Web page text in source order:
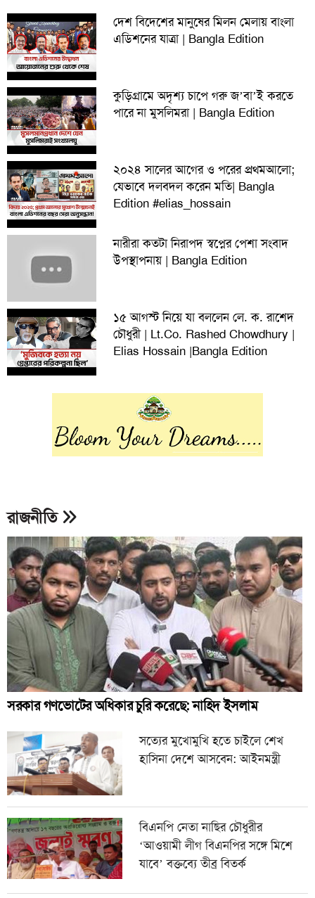
দেশ বিদেশের মানুষের মিলন মেলায় বাংলা
এডিশনের যাত্রা | Bangla Edition
কুড়িগ্রামে অদৃশ্য চাপে গরু জ’বা’ই করতে
পারে না মুসলিমরা | Bangla Edition
২০২৪ সালের আগের ও পরের প্রথমআলো;
যেভাবে দলবদল করেন মতি| Bangla
Edition #elias_hossain
নারীরা কতটা নিরাপদ স্বপ্নের পেশা সংবাদ
উপস্থাপনায় | Bangla Edition
১৫ আগস্ট নিয়ে যা বললেন লে. ক. রাশেদ
চৌধুরী | Lt.Co. Rashed Chowdhury |
Elias Hossain |Bangla Edition
রাজনীতি
সরকার গণভোটের অধিকার চুরি করেছে: নাহিদ ইসলাম
সত্যের মুখোমুখি হতে চাইলে শেখ
হাসিনা দেশে আসবেন: আইনমন্ত্রী
বিএনপি নেতা নাছির চৌধুরীর
‘আওয়ামী লীগ বিএনপির সঙ্গে মিশে
যাবে’ বক্তব্যে তীব্র বিতর্ক